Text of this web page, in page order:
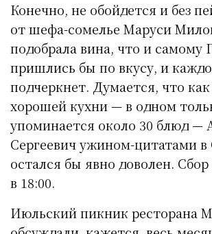
Конечно, не обойдется и без
от шефа-сомелье Маруси
подобрала вина, что и самому
пришлись бы по вкусу, и
подчеркнет. Думается, что как
хорошей кухни — в одном
упоминается около 30 блюд —
Сергеевич ужином-цитатами в
остался бы явно доволен. Сбор
в 18:00.
Июльский пикник ресторана